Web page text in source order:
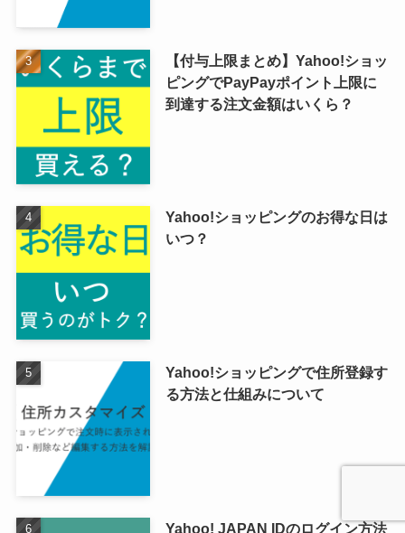
【付与上限まとめ】Yahoo!ショッ
ピングでPayPayポイント上限に
到達する注文金額はいくら？
Yahoo!ショッピングのお得な日は
いつ？
Yahoo!ショッピングで住所登録す
る方法と仕組みについて
Yahoo! JAPAN IDのログイン方法